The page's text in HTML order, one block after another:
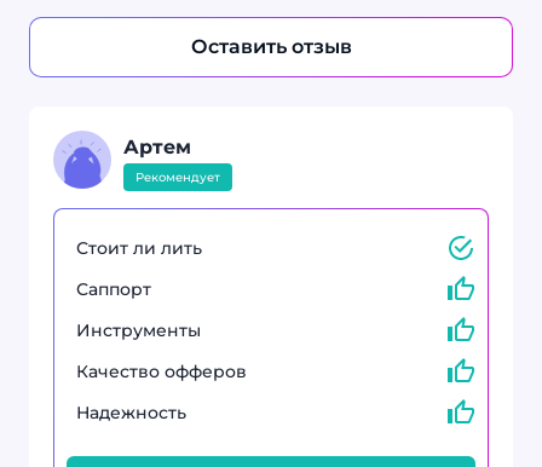
Оставить отзыв
Артем
Рекомендует
Стоит ли лить
Саппорт
Инструменты
Качество офферов
Надежность